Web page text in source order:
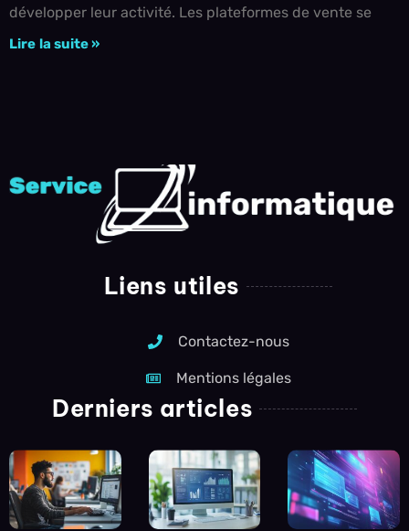
développer leur activité. Les plateformes de vente se
Lire la suite »
Liens utiles
Contactez-nous
Mentions légales
Derniers articles